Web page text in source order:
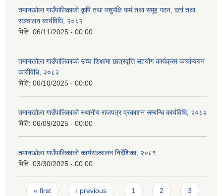
तमानखोला गाउँपालिकाको कृषि तथा पशुपंक्षि फर्म तथा समूह गठन, दर्ता तथा
सञ्चालन कार्यविधि, २०८२
मिति: 06/11/2025 - 00:00
तमानखोला गाउँपालिकाको उच्च शिक्षामा छात्रवृत्ति सहयोग कार्यक्रम कार्यान्वयन
कार्यविधि, २०८२
मिति: 06/10/2025 - 00:00
तमानखोला गाउँपालिकाको स्थानीय राजपत्र प्रकाशन सम्बन्धि कार्यविधि, २०८२
मिति: 06/09/2025 - 00:00
तमानखोला गाउँपालिकाको कार्यसञ्चालन निर्देशिका, २०८१
मिति: 03/30/2025 - 00:00
Pages
« first ‹ previous 1 2 3